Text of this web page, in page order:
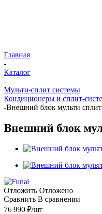
Главная
-
Каталог
-
Мульти-сплит системы
Кондиционеры и сплит-
-Внешний блок мульти
Внешний блок
Отложить Отложено
Сравнить В сравнении
76 990 ₽/шт